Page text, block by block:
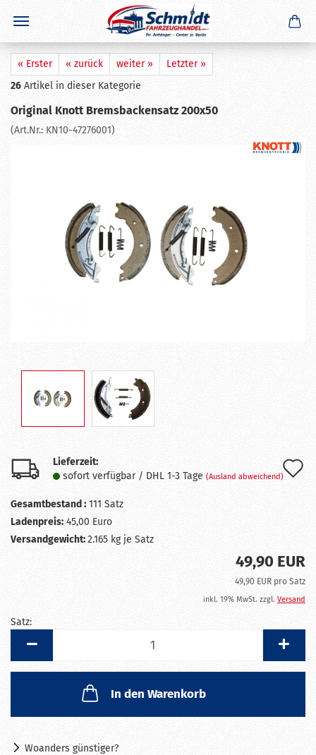
« Erster « zurück weiter »
Letzter »
26 Artikel in dieser Kategorie
Original Knott Bremsbackensatz 200x50
(Art.Nr.: KN10-47276001)
Lieferzeit:
sofort verfügbar / DHL 1-3 Tage (Ausland abweichend)
Gesamtbestand : 111 Satz
Ladenpreis: 45,00 Euro
Versandgewicht:2.165 kg je Satz
49,90 EUR
49,90 EUR pro Satz
inkl. 19% MwSt. zzgl. Versand
Satz:
In den Warenkorb
Woanders günstiger?
×
GERADE GEKAUFT
hatZugkugelkupplung 750kg eckig 60mm
4 - Loch M12gekauft
Ausblenden